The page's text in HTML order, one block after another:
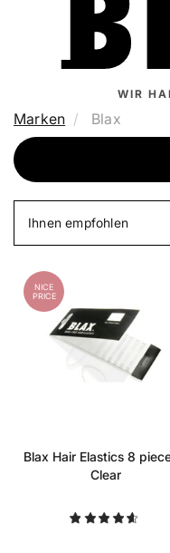
WIR
Marken Blax
Ihnen empfohlen
NICE
PRICE
Blax Hair Elastics 8
Clear